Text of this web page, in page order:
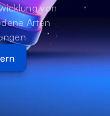
von
Arten